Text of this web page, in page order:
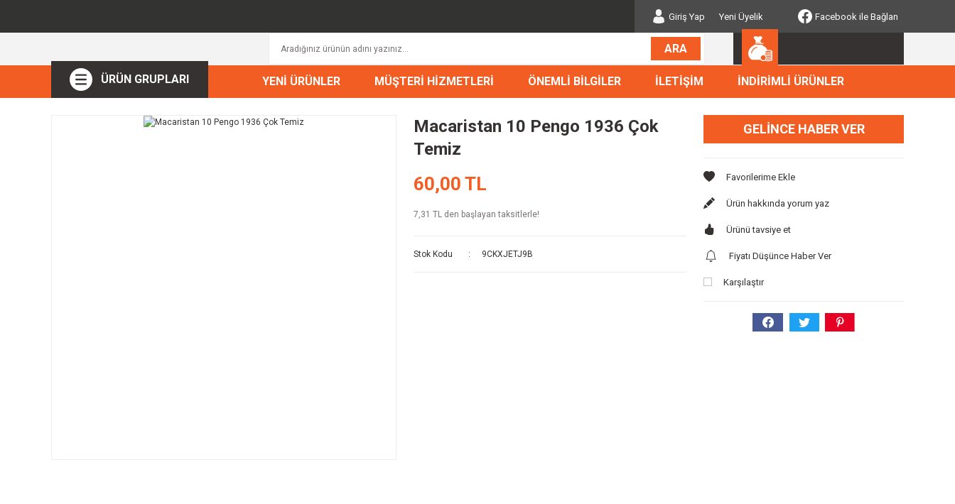
Giriş Yap Yeni Üyelik Facebook ile Bağlan
ARA
ÜRÜN GRUPLARI YENİ ÜRÜNLER MÜŞTERİ HİZMETLERİ ÖNEMLİ BİLGİLER İLETİŞİM İNDİRİMLİ ÜRÜNLER
Macaristan 10 Pengo 1936 Çok
Temiz
60,00 TL
7,31 TL den başlayan taksitlerle!
Stok Kodu 9CKXJETJ9B
GELINCE HABER VER
Ürün hakkında yorum yaz
Ürünü tavsiye et
Fiyatı Düşünce Haber Ver
Karşılaştır